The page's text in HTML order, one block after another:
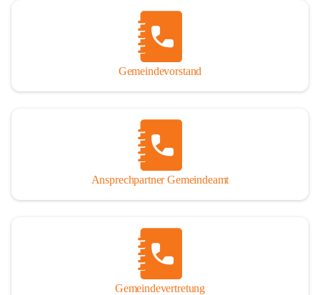
Gemeindevorstand
Ansprechpartner Gemeindeamt
Gemeindevertretung